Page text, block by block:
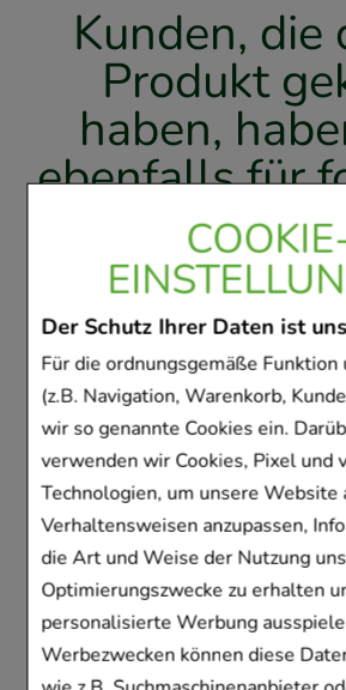
Der Schutz Ihrer Daten ist
Für die ordnungsgemäße
(z.B. Navigation, Warenkorb,
wir so genannte Cookies ein.
verwenden wir Cookies, Pixel und
Technologien, um unsere Website
Verhaltensweisen anzupassen,
die Art und Weise der Nutzung
Optimierungszwecke zu erhalten
personalisierte Werbung
Werbezwecken können diese
Kunden, die
Produkt
haben,
ebenfalls für
Artikel
BEPANTHEN Augen-
Bayer Vital
10gAugen- u.
01578675
Sofort lieferbar
-33%